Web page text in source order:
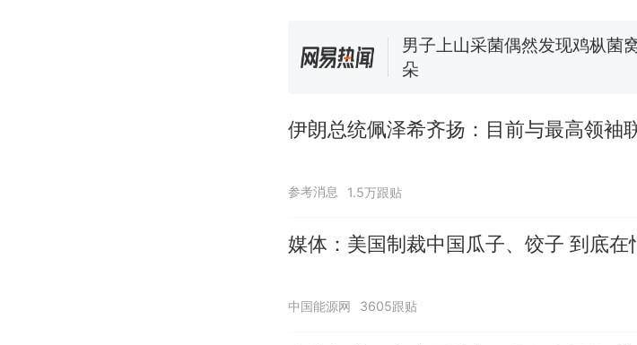
男子上山采菌偶然发现鸡枞菌
朵
参考消息）
伊朗总统佩泽希齐扬：目前与最高领袖
参考消息 1.5万跟贴
媒体：美国制裁中国瓜子、饺子 到底在
中国能源网 3605跟贴